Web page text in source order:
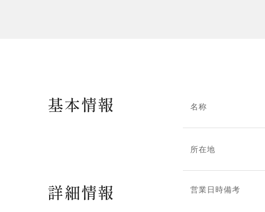
基本情報 名称
所在地
詳細情報 営業日時備考